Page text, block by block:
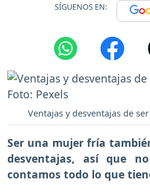
SÍGUENOS EN:
Ventajas y desventajas de
Ser una mujer fría
desventajas, así que
contamos todo lo que